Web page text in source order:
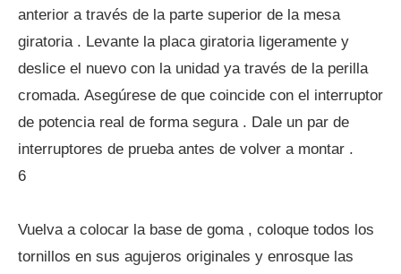
anterior a través de la parte superior de la mesa
giratoria . Levante la placa giratoria ligeramente y
deslice el nuevo con la unidad ya través de la perilla
cromada. Asegúrese de que coincide con el interruptor
de potencia real de forma segura . Dale un par de
interruptores de prueba antes de volver a montar .
6
Vuelva a colocar la base de goma , coloque todos los
tornillos en sus agujeros originales y enrosque las